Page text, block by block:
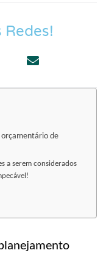
de
a serem considerados